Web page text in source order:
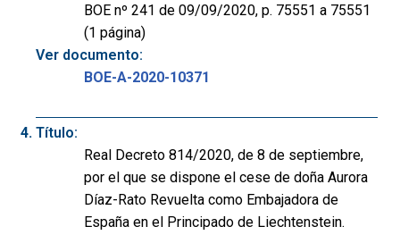
BOE nº 241 de 09/09/2020, p. 75551 a 75551
(1 página)
Ver documento:
BOE-A-2020-10371
Título:
Real Decreto 814/2020, de 8 de septiembre,
por el que se dispone el cese de doña Aurora
Díaz-Rato Revuelta como Embajadora de
España en el Principado de Liechtenstein.